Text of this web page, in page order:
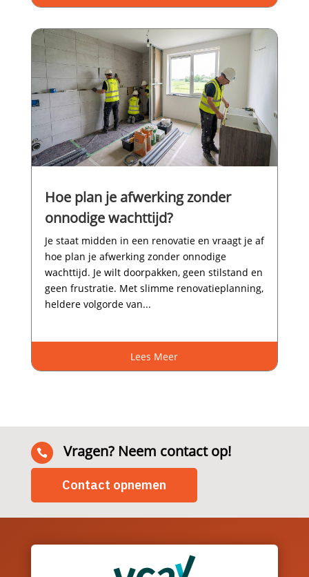
Hoe plan je afwerking zonder
onnodige wachttijd?
Je staat midden in een renovatie en vraagt je af
hoe plan je afwerking zonder onnodige
wachttijd.​ Je wilt doorpakken, geen stilstand en
geen frustratie.​ Met slimme renovatieplanning,
heldere volgorde van...
Lees Meer
 Vragen? Neem contact op!
Contact opnemen